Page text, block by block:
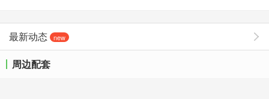
最新动态 new
周边配套